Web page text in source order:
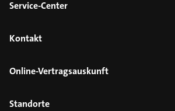
Service-Center
Kontakt
Online-Vertragsauskunft
Standorte